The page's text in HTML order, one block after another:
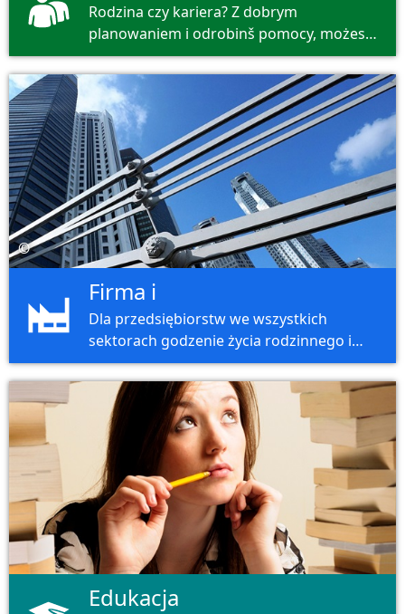
Rodzina czy kariera? Z dobrym
planowaniem i odrobinš pomocy, możesz
mieć jedno i drugie. Zwracanie uwagi na
siebie jest wielką sztuką.
©
Firma i
Dla przedsiębiorstw we wszystkich
sektorach godzenie życia rodzinnego i
zawodowego jest ważnym aspektem dla
ich pracowników.
Edukacja